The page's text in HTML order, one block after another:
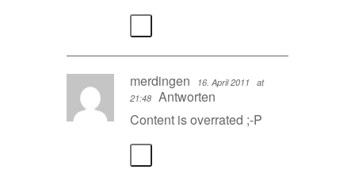
merdingen 16. April 2011
at
21:48 Antworten
Content is overrated ;-P